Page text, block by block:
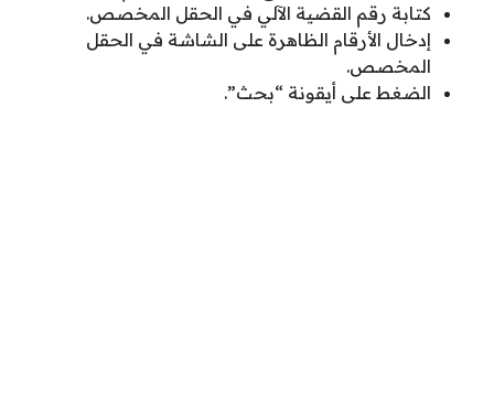
كتابة رقم القضية الآلي في الحقل المخصص.
إدخال الأرقام الظاهرة على الشاشة في الحقل
المخصص.
الضغط على أيقونة “بحث”.